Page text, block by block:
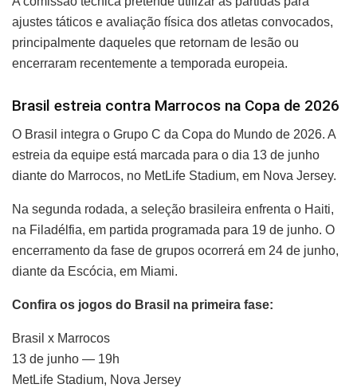
ajustes táticos e avaliação física dos atletas convocados,
principalmente daqueles que retornam de lesão ou
encerraram recentemente a temporada europeia.
Brasil estreia contra Marrocos na Copa de 2026
O Brasil integra o Grupo C da Copa do Mundo de 2026. A
estreia da equipe está marcada para o dia 13 de junho
diante do Marrocos, no MetLife Stadium, em Nova Jersey.
Na segunda rodada, a seleção brasileira enfrenta o Haiti,
na Filadélfia, em partida programada para 19 de junho. O
encerramento da fase de grupos ocorrerá em 24 de junho,
diante da Escócia, em Miami.
Confira os jogos do Brasil na primeira fase:
Brasil x Marrocos
13 de junho — 19h
MetLife Stadium, Nova Jersey